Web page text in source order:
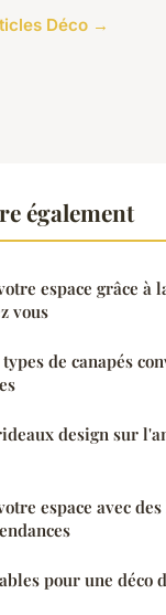
Déco →
également
espace grâce à
vous
de canapés
design sur
espace avec
pour une déco